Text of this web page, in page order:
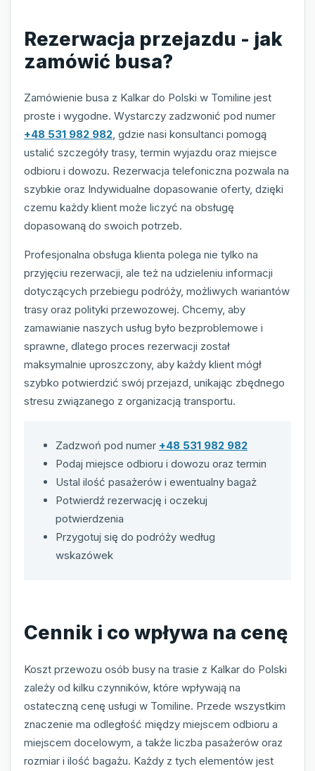
Rezerwacja przejazdu - jak
zamówić busa?
Zamówienie busa z Kalkar do Polski w Tomiline jest
proste i wygodne. Wystarczy zadzwonić pod numer
+48 531 982 982, gdzie nasi konsultanci pomogą
ustalić szczegóły trasy, termin wyjazdu oraz miejsce
odbioru i dowozu. Rezerwacja telefoniczna pozwala na
szybkie oraz Indywidualne dopasowanie oferty, dzięki
czemu każdy klient może liczyć na obsługę
dopasowaną do swoich potrzeb.
Profesjonalna obsługa klienta polega nie tylko na
przyjęciu rezerwacji, ale też na udzieleniu informacji
dotyczących przebiegu podróży, możliwych wariantów
trasy oraz polityki przewozowej. Chcemy, aby
zamawianie naszych usług było bezproblemowe i
sprawne, dlatego proces rezerwacji został
maksymalnie uproszczony, aby każdy klient mógł
szybko potwierdzić swój przejazd, unikając zbędnego
stresu związanego z organizacją transportu.
Zadzwoń pod numer +48 531 982 982
Podaj miejsce odbioru i dowozu oraz termin
Ustal ilość pasażerów i ewentualny bagaż
Potwierdź rezerwację i oczekuj
potwierdzenia
Przygotuj się do podróży według
wskazówek
Cennik i co wpływa na cenę
Koszt przewozu osób busy na trasie z Kalkar do Polski
zależy od kilku czynników, które wpływają na
ostateczną cenę usługi w Tomiline. Przede wszystkim
znaczenie ma odległość między miejscem odbioru a
miejscem docelowym, a także liczba pasażerów oraz
rozmiar i ilość bagażu. Każdy z tych elementów jest